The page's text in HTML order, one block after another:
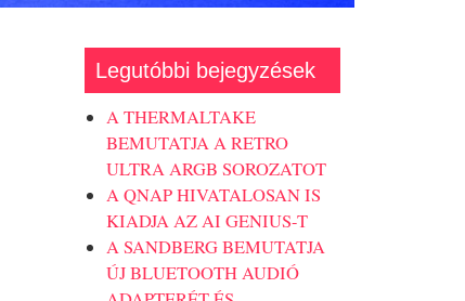
Legutóbbi bejegyzések
A THERMALTAKE
BEMUTATJA A RETRO
ULTRA ARGB SOROZATOT
A QNAP HIVATALOSAN IS
KIADJA AZ AI GENIUS-T
A SANDBERG BEMUTATJA
ÚJ BLUETOOTH AUDIÓ